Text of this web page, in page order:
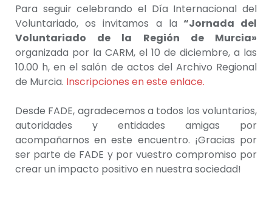
Para seguir celebrando el Día Internacional del
Voluntariado, os invitamos a la “Jornada del
Voluntariado de la Región de Murcia»
organizada por la CARM, el 10 de diciembre, a las
10.00 h, en el salón de actos del Archivo Regional
de Murcia. Inscripciones en este enlace.
Desde FADE, agradecemos a todos los voluntarios,
autoridades y entidades amigas por
acompañarnos en este encuentro. ¡Gracias por
ser parte de FADE y por vuestro compromiso por
crear un impacto positivo en nuestra sociedad!